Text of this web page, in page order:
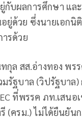
กับผลการศึกษา แ
ยู่ด้วย ซึ่งนายเอก
รด้วย
กุล สส.อ่างทอง พ
รัฐบาล (วิปรัฐบาล
ที่พรรค ภท.เสน
(ครม.) ไม่ได้ยืนยั